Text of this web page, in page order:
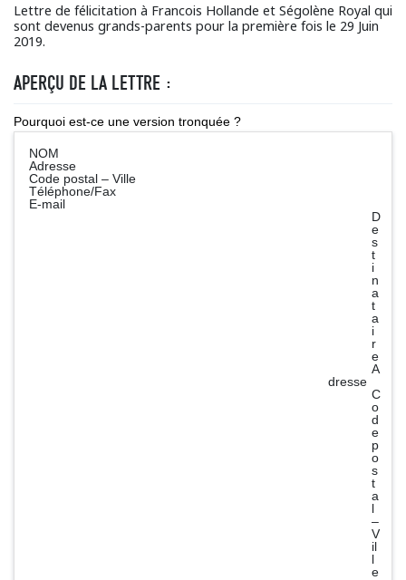
Lettre de félicitation à Francois Hollande et Ségolène Royal qui
sont devenus grands-parents pour la première fois le 29 Juin
2019.
APERÇU DE LA LETTRE :
Pourquoi est-ce une version tronquée ?
NOM
Adresse
Code postal – Ville
Téléphone/Fax
E-mail
D
e
s
t
i
n
a
t
a
i
r
e
A
dresse
C
o
d
e
p
o
s
t
a
l
–
V
il
l
e